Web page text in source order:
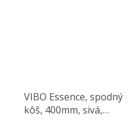
VIBO Essence, spodný
kôš, 400mm, sivá,